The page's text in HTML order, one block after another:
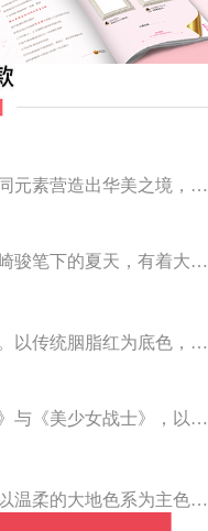
一场特别的新中式婚礼，融合中西不同元素营造出华美之境，有庄严浪漫的西式证婚，也有含蓄深情的中式感恩，从古典到现代，从前世到今生，爱，隽永铭刻。
整场婚礼以清爽夏日感为基调，像宫崎骏笔下的夏天，有着大朵大朵像棉花糖似的白云，有蔚蓝蔚蓝的天空和青绿青绿的草地，有着童话世界里干净纯洁的美好，有着日系画风下的治愈感。
一款国风韵味，撞色搭配的中式婚礼。以传统胭脂红为底色，黛蓝色花鸟点缀其中，热情的红色和低调的古风书画色相辅相成。
灵感来源于90后经典动漫《百变小樱》与《美少女战士》，以柔美梦幻的马卡龙色系为主色调，融合精灵萌宠与星星魔法阵等元素，为遗落凡间的公主搭建一个召唤王子的舞台。
灵感来源于几何线条的不对称美感，以温柔的大地色系为主色调，空间上，利用几何线条进行完美切割，配以柔和色系的花艺点缀，构造了一个温馨柔和、清新复古的空间。